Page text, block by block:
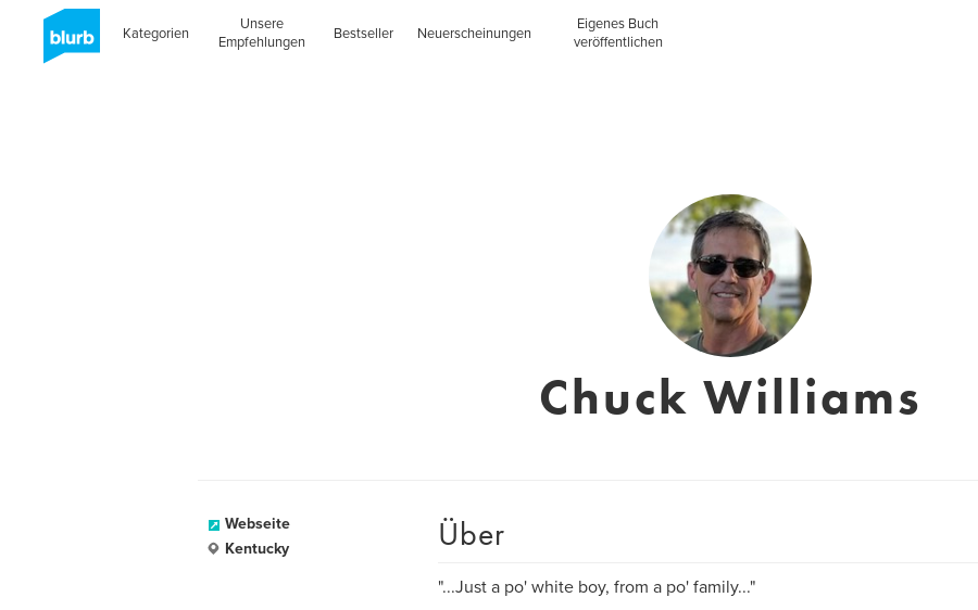
Kategorien
Unsere
Empfehlungen
Bestseller Neuerscheinungen
Eigenes Buch
veröffentlichen
Chuck Williams
Webseite
Kentucky
Über
"...Just a po' white boy, from a po' family..."